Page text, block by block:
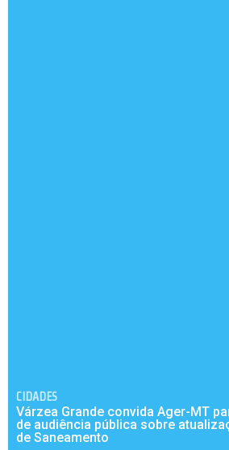
CIDADES
Várzea Grande convida Ager-MT
de audiência pública sobre
de Saneamento